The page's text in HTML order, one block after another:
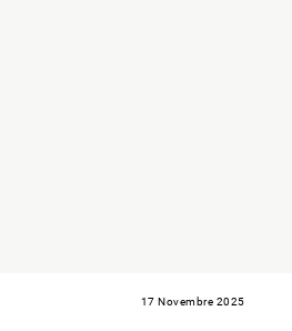
17 Novembre 2025